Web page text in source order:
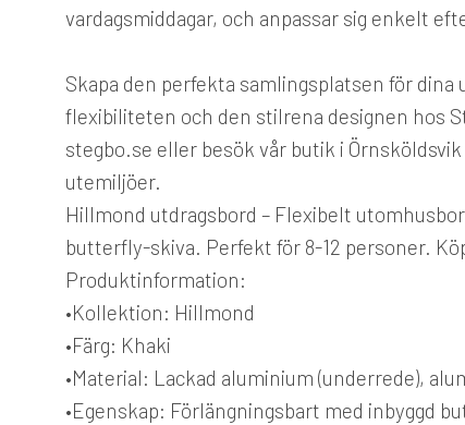
vardagsmiddagar, och anpassar sig enkelt
Skapa den perfekta samlingsplatsen för
flexibiliteten och den stilrena designen hos
stegbo.se eller besök vår butik i
utemiljöer.
Hillmond utdragsbord – Flexibelt
butterfly-skiva. Perfekt för 8-12 personer.
Produktinformation:
•Kollektion: Hillmond
•Färg: Khaki
•Material: Lackad aluminium (underrede),
•Egenskap: Förlängningsbart med inbyggd